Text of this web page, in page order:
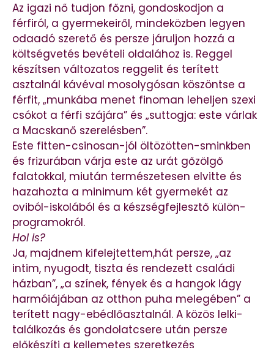
Az igazi nő tudjon főzni, gondoskodjon a
férfiról, a gyermekeiről, mindeközben legyen
odaadó szerető és persze járuljon hozzá a
költségvetés bevételi oldalához is. Reggel
készítsen változatos reggelit és terített
asztalnál kávéval mosolygósan köszöntse a
férfit, „munkába menet finoman leheljen szexi
csókot a férfi szájára” és „suttogja: este várlak
a Macskanő szerelésben”.
Este fitten-csinosan-jól öltözötten-sminkben
és frizurában várja este az urát gőzölgő
falatokkal, miután természetesen elvitte és
hazahozta a minimum két gyermekét az
oviból-iskolából és a készségfejlesztő külön-
programokról.
Hol is?
Ja, majdnem kifelejtettem,hát persze, „az
intim, nyugodt, tiszta és rendezett családi
házban”, „a színek, fények és a hangok lágy
harmóiájában az otthon puha melegében” a
terített nagy-ebédlőasztalnál. A közös lelki-
találkozás és gondolatcsere után persze